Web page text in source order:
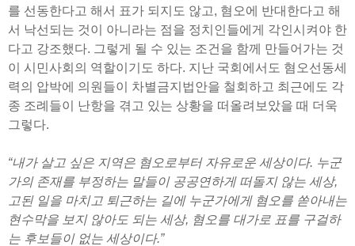
를 선동한다고 해서 표가 되지도 않고, 혐오에 반대한다고 해
서 낙선되는 것이 아니라는 점을 정치인들에게 각인시켜야 한
다고 강조했다. 그렇게 될 수 있는 조건을 함께 만들어가는 것
이 시민사회의 역할이기도 하다. 지난 국회에서도 혐오선동세
력의 압박에 의원들이 차별금지법안을 철회하고 최근에도 각
종 조례들이 난항을 겪고 있는 상황을 떠올려보았을 때 더욱
그렇다.
“내가 살고 싶은 지역은 혐오로부터 자유로운 세상이다. 누군
가의 존재를 부정하는 말들이 공공연하게 떠돌지 않는 세상,
고된 일을 마치고 퇴근하는 길에 누군가에게 혐오를 쏟아내는
현수막을 보지 않아도 되는 세상, 혐오를 대가로 표를 구걸하
는 후보들이 없는 세상이다.”